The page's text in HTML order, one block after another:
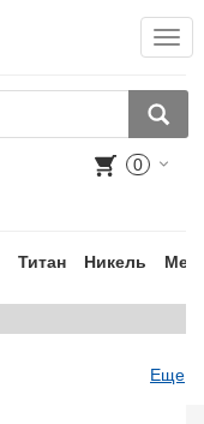
0
Титан Никель
Еще